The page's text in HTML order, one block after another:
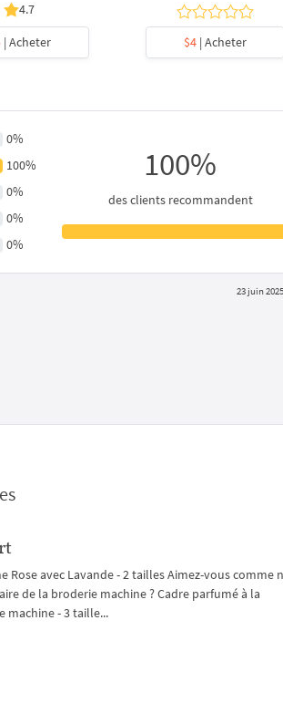
4.7
| Acheter $4| Acheter
0%
100%
0%
0%
0%
100%
des clients recommandent
23 juin 2025
Rose avec Lavande - 2 tailles Aimez-vous comme
de la broderie machine ? Cadre parfumé à la
machine - 3 taille...